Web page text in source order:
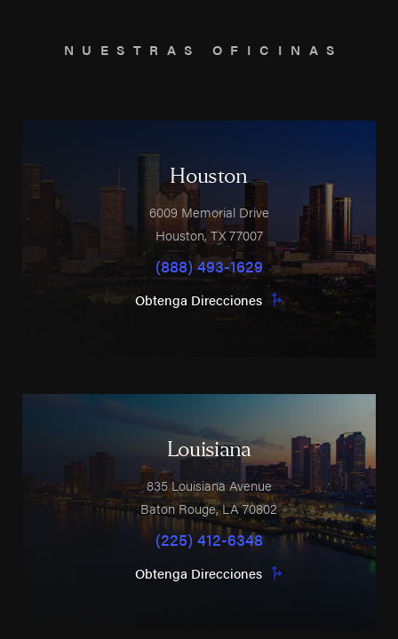
NUESTRAS OFICINAS
Houston
6009 Memorial Drive
Houston,TX 77007
(888) 493-1629
Obtenga Direcciones
Louisiana
835 Louisiana Avenue
Baton Rouge,LA70802
(225) 412-6348
Obtenga Direcciones